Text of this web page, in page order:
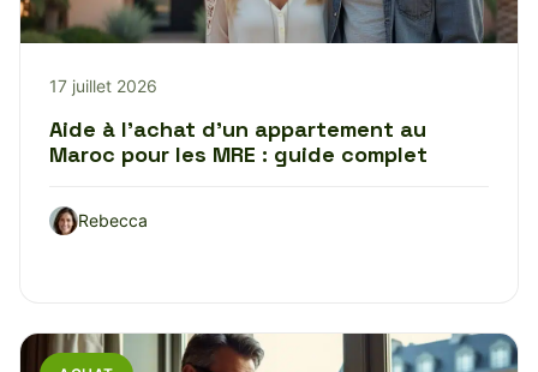
17 juillet 2026
Aide à l’achat d’un appartement au
Maroc pour les MRE : guide complet
Rebecca